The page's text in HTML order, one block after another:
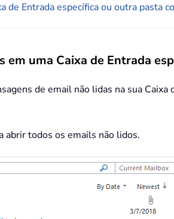
Entrada específica ou outra pasta
uma Caixa de Entrada
de email não lidas na sua
abrir todos os emails não lidos.